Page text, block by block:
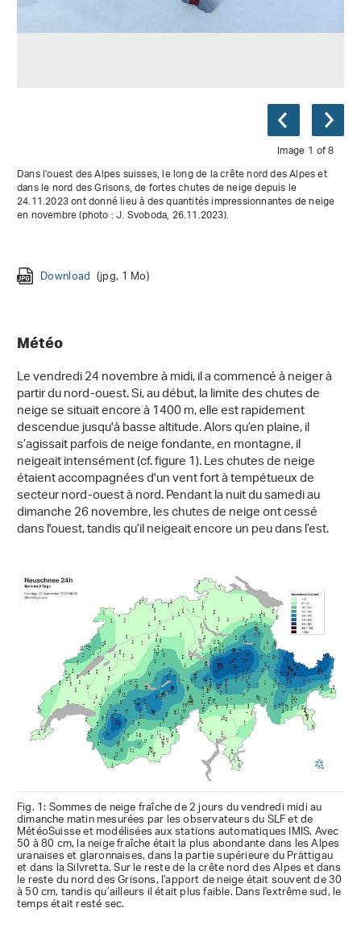
Image 1 of 8
Dans l'ouest des Alpes suisses, le long de la crête nord des Alpes et
dans le nord des Grisons, de fortes chutes de neige depuis le
24.11.2023 ont donné lieu à des quantités impressionnantes de neige
en novembre (photo : J. Svoboda, 26.11.2023).
Download (jpg, 1 Mo)
Download (jpg, 2 Mo)
Download (jpg, 2 Mo)
Download (jpg, 2 Mo)
Download (jpg, 2 Mo)
Download (jpg, 1 Mo)
Download (jpg, 845 Ko)
Météo
Le vendredi 24 novembre à midi, il a commencé à neiger à
partir du nord-ouest. Si, au début, la limite des chutes de
neige se situait encore à 1400 m, elle est rapidement
descendue jusqu'à basse altitude. Alors qu’en plaine, il
s’agissait parfois de neige fondante, en montagne, il
neigeait intensément (cf. figure 1). Les chutes de neige
étaient accompagnées d'un vent fort à tempétueux de
secteur nord-ouest à nord. Pendant la nuit du samedi au
dimanche 26 novembre, les chutes de neige ont cessé
dans l'ouest, tandis qu’il neigeait encore un peu dans l’est.
Fig. 1: Sommes de neige fraîche de 2 jours du vendredi midi au
dimanche matin mesurées par les observateurs du SLF et de
MétéoSuisse et modélisées aux stations automatiques IMIS. Avec
50 à 80 cm, la neige fraîche était la plus abondante dans les Alpes
uranaises et glaronnaises, dans la partie supérieure du Prättigau
et dans la Silvretta. Sur le reste de la crête nord des Alpes et dans
le reste du nord des Grisons, l'apport de neige était souvent de 30
à 50 cm, tandis qu’ailleurs il était plus faible. Dans l'extrême sud, le
temps était resté sec.